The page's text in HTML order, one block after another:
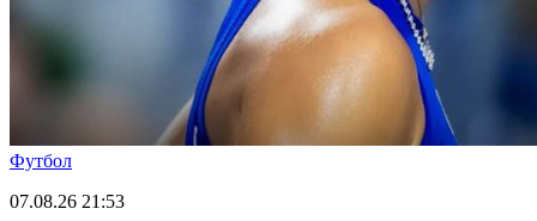
Футбол
07.08.26 21:53